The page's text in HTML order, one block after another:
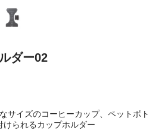
ダー02
サイズのコーヒーカップ、ペットボト
けられるカップホルダー